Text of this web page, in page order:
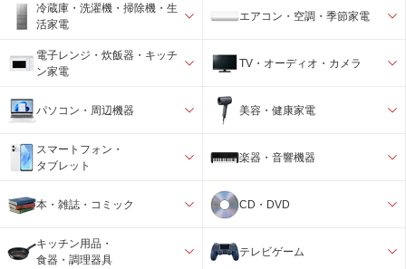
冷蔵庫・洗濯機・掃除機・生
活家電
エアコン・空調・季節家電
電子レンジ・炊飯器・キッチ
ン家電
TV・オーディオ・カメラ
パソコン・周辺機器 美容・健康家電
スマートフォン・
タブレット
楽器・音響機器
本・雑誌・コミック CD・DVD
キッチン用品・
食器・調理器具
テレビゲーム